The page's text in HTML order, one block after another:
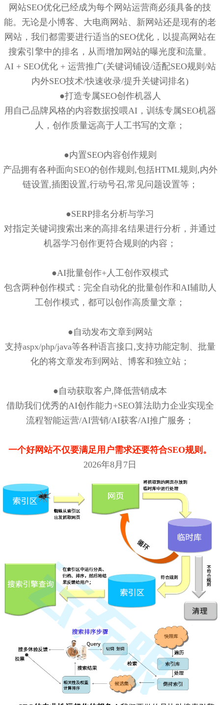
网站SEO优化已经成为每个网站运营商必须具备的技
能。无论是小博客、大电商网站、新网站还是现有的老
网站，我们都需要进行适当的SEO优化，以提高网站在
搜索引擎中的排名，从而增加网站的曝光度和流量。
AI + SEO优化 + 运营推广(关键词铺设/适配SEO规则/站
内外SEO技术/快速收录/提升关键词排名)
●打造专属SEO创作机器人
用自己品牌风格的内容数据投喂AI，训练专属SEO机器
人，创作质量远高于人工书写的文章；
●内置SEO内容创作规则
产品拥有各种面向SEO的创作规则,包括HTML规则,内外
链设置,插图设置,行动号召,常见问题设置等；
●SERP排名分析与学习
对指定关键词搜索出来的高排名结果进行分析，并通过
机器学习创作更符合规则的内容；
●AI批量创作+人工创作双模式
包含两种创作模式：完全自动化的批量创作和AI辅助人
工创作模式，都可以创作高质量文章；
●自动发布文章到网站
支持aspx/php/java等各种语言接口,支持功能定制、批量
化的将文章发布到网站、博客和独立站；
●自动获取客户,降低营销成本
借助我们优秀的AI创作能力+SEO算法助力企业实现全
流程智能运营/AI营销/AI获客/AI推广服务；
一个好网站不仅要满足用户需求还要符合SEO规则。
2026年8月7日